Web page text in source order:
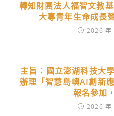
轉知財團法人福智文教
大專青年生命成長
2026 年
主旨：國立澎湖科技大
辦理「智慧島嶼AI創新
報名參加
2026 年